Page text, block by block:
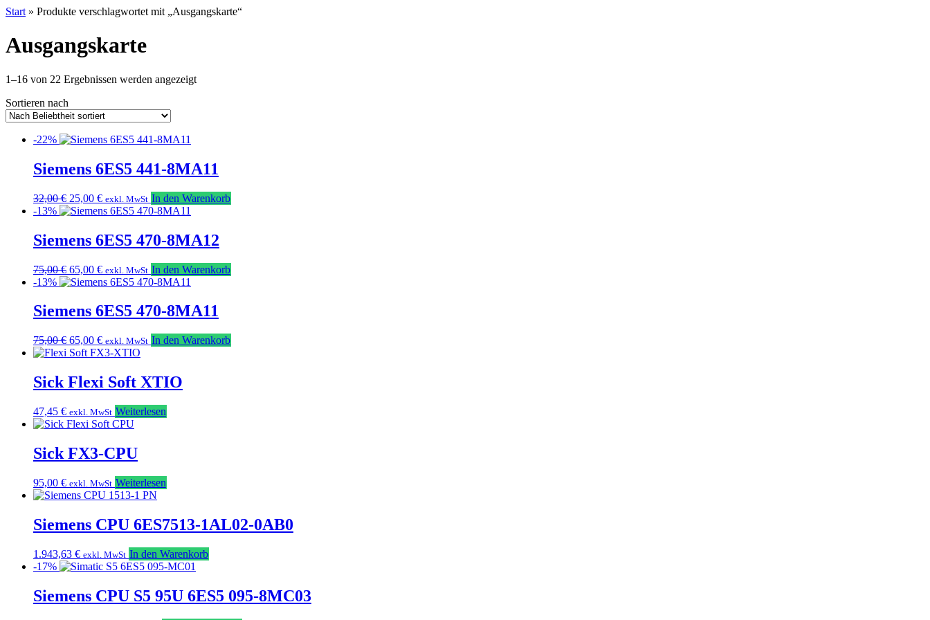
Start » Produkte verschlagwortet mit „Ausgangskarte“
Ausgangskarte
1–16 von 22 Ergebnissen werden angezeigtNach
Sortieren nach
-22%
Siemens 6ES5 441-8MA11
32,00€ Ursprünglicher
Preis
32,00 €
25,00 €Aktueller
Preis
25,00 €.
exkl. MwSt In den Warenkorb
-13%
Siemens 6ES5 470-8MA12
75,00€ Ursprünglicher
Preis
75,00 €
65,00 €Aktueller
Preis
65,00 €.
exkl. MwSt In den Warenkorb
-13%
Siemens 6ES5 470-8MA11
75,00€ Ursprünglicher
Preis
75,00 €
65,00 €Aktueller
Preis
65,00 €.
exkl. MwSt In den Warenkorb
Sick Flexi Soft XTIO
47,45 € exkl. MwSt Weiterlesen
Sick FX3-CPU
95,00 € exkl. MwSt Weiterlesen
Siemens CPU 6ES7513-1AL02-0AB0
1.943,63 € exkl. MwSt In den Warenkorb
-17%
Siemens CPU S5 95U 6ES5 095-8MC03